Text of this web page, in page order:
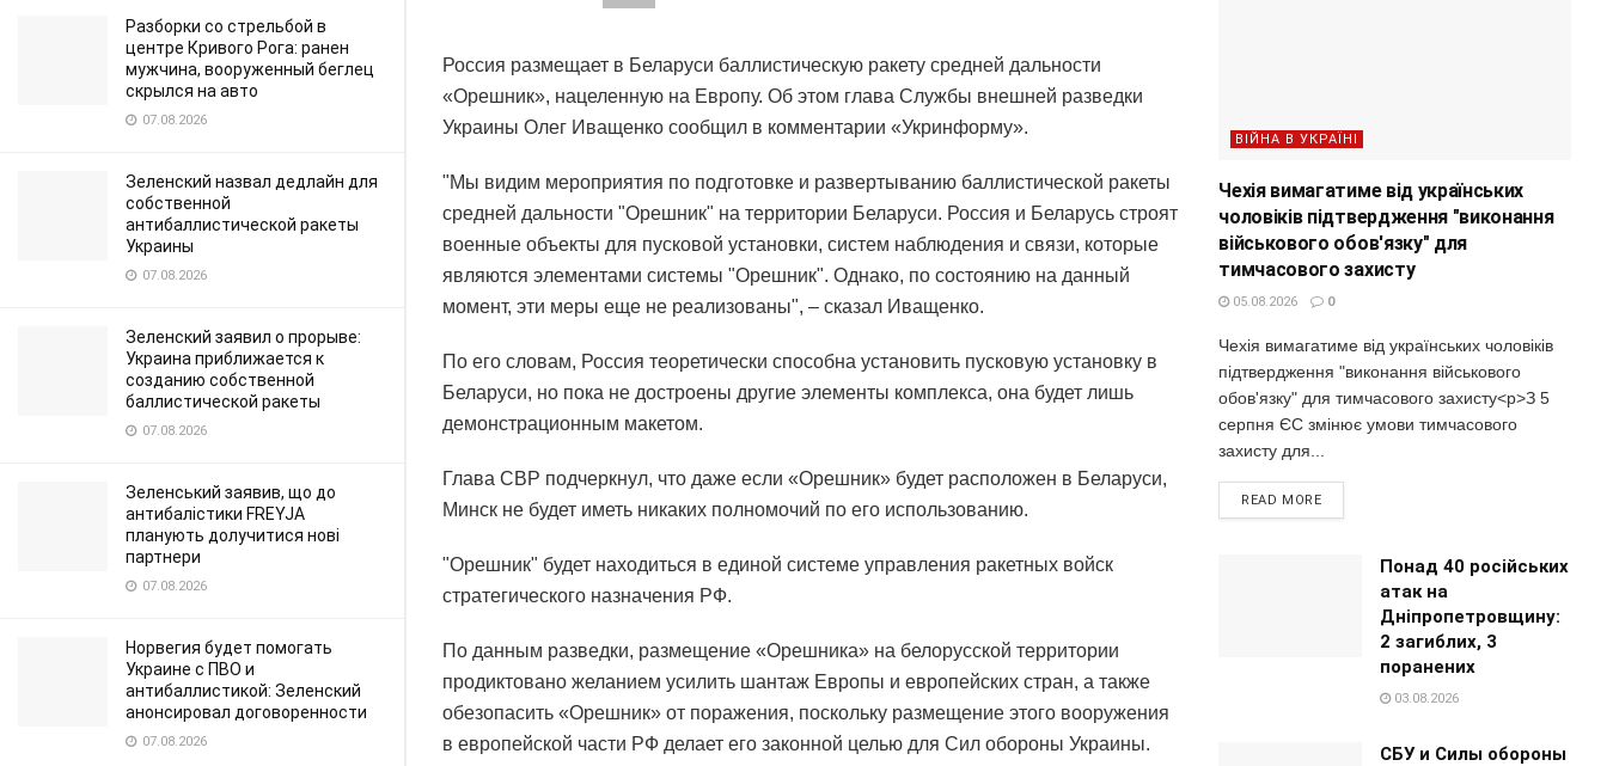
Разборки со стрельбой в
центре Кривого Рога: ранен
мужчина, вооруженный беглец
скрылся на авто
07.08.2026
Зеленский назвал дедлайн для
собственной
антибаллистической ракеты
Украины
07.08.2026
Зеленский заявил о прорыве:
Украина приближается к
созданию собственной
баллистической ракеты
07.08.2026
Зеленський заявив, що до
антибалістики FREYJA
планують долучитися нові
партнери
07.08.2026
Норвегия будет помогать
Украине с ПВО и
антибаллистикой: Зеленский
анонсировал договоренности
07.08.2026
Россия размещает в Беларуси баллистическую ракету средней дальности
«Орешник», нацеленную на Европу. Об этом глава Службы внешней разведки
Украины Олег Иващенко сообщил в комментарии «Укринформу».
"Мы видим мероприятия по подготовке и развертыванию баллистической ракеты
средней дальности "Орешник" на территории Беларуси. Россия и Беларусь строят
военные объекты для пусковой установки, систем наблюдения и связи, которые
являются элементами системы "Орешник". Однако, по состоянию на данный
момент, эти меры еще не реализованы", – сказал Иващенко.
По его словам, Россия теоретически способна установить пусковую установку в
Беларуси, но пока не достроены другие элементы комплекса, она будет лишь
демонстрационным макетом.
Глава СВР подчеркнул, что даже если «Орешник» будет расположен в Беларуси,
Минск не будет иметь никаких полномочий по его использованию.
"Орешник" будет находиться в единой системе управления ракетных войск
стратегического назначения РФ.
По данным разведки, размещение «Орешника» на белорусской территории
продиктовано желанием усилить шантаж Европы и европейских стран, а также
обезопасить «Орешник» от поражения, поскольку размещение этого вооружения
в европейской части РФ делает его законной целью для Сил обороны Украины.
ВІЙНА В УКРАЇНІ
Чехія вимагатиме від українських
чоловіків підтвердження "виконання
військового обов'язку" для
тимчасового захисту
05.08.2026 0
Чехія вимагатиме від українських чоловіків
підтвердження "виконання військового
обов'язку" для тимчасового захисту<p>З 5
серпня ЄС змінює умови тимчасового
захисту для...
READ MORE
Понад 40 російських
атак на
Дніпропетровщину:
2 загиблих, 3
поранених
03.08.2026
СБУ и Силы обороны